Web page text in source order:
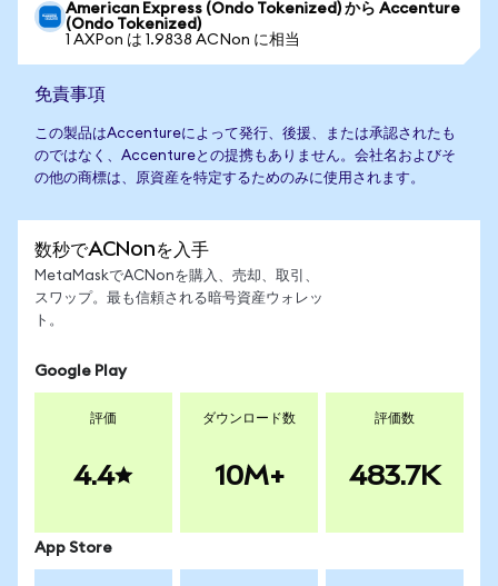
American Express (Ondo Tokenized) から Accenture
(Ondo Tokenized)
1 AXPon は 1.9838 ACNon に相当
免責事項
この製品はAccentureによって発行、後援、または承認されたも
のではなく、Accentureとの提携もありません。会社名およびそ
の他の商標は、原資産を特定するためのみに使用されます。
数秒でACNonを入手
MetaMaskでACNonを購入、売却、取引、
スワップ。最も信頼される暗号資産ウォレッ
ト。
Google Play
評価
4.4
ダウンロード数
10M+
評価数
483.7K
App Store